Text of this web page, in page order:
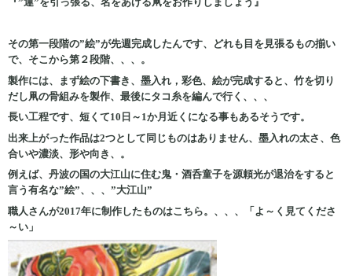
その第一段階の”絵”が先週完成したんです、どれも目を見張るもの揃い
で、そこから第２段階、、、。
製作には、まず絵の下書き、墨入れ，彩色、絵が完成すると、竹を切り
だし凧の骨組みを製作、最後にタコ糸を編んで行く、、、
長い工程です、短くて10日～1か月近くになる事もあるそうです。
出来上がった作品は2つとして同じものはありません、墨入れの太さ、色
合いや濃淡、形や向き、。
例えば、丹波の国の大江山に住む鬼・酒呑童子を源頼光が退治をすると
言う有名な”絵”、、、”大江山”
職人さんが2017年に制作したものはこちら。、、、「よ～く見てくださ
～い」